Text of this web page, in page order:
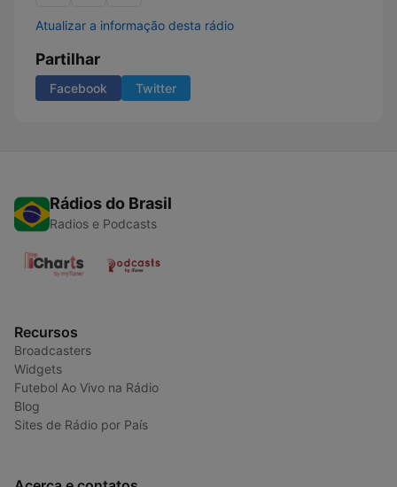
Atualizar a informação desta rádio
Partilhar
Facebook Twitter
Rádios do Brasil
Radios e Podcasts
Recursos
Broadcasters
Widgets
Futebol Ao Vivo na Rádio
Blog
Sites de Rádio por País